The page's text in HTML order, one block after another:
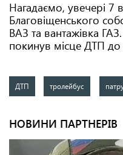
Нагадаємо, увечері 7
Благовіщенського
ВАЗ та вантажівка
покинув місце ДТП до
ДТП тролейбус